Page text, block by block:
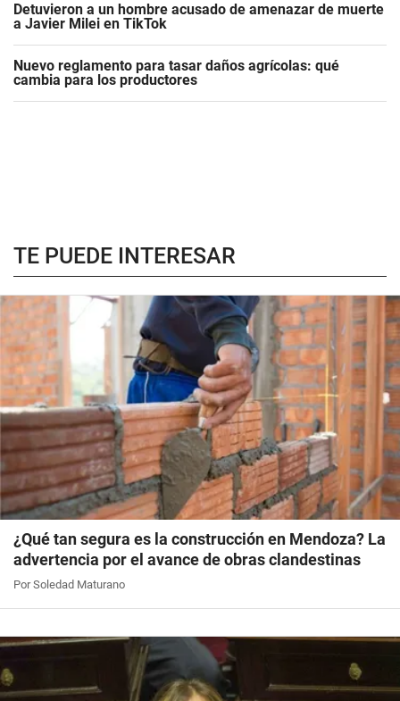
Detuvieron a un hombre acusado de amenazar de muerte
a Javier Milei en TikTok
Nuevo reglamento para tasar daños agrícolas: qué
cambia para los productores
TE PUEDE INTERESAR
¿Qué tan segura es la construcción en Mendoza? La
advertencia por el avance de obras clandestinas
Por Soledad Maturano